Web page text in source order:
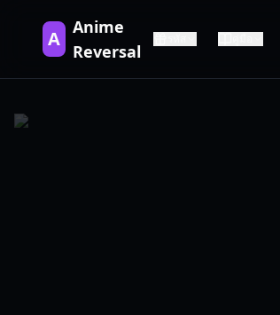
A Anime
Reversal